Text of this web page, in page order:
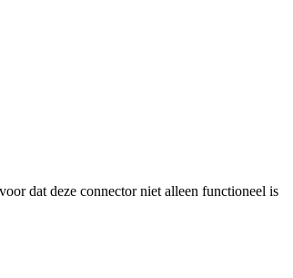
dat deze connector niet alleen functioneel is